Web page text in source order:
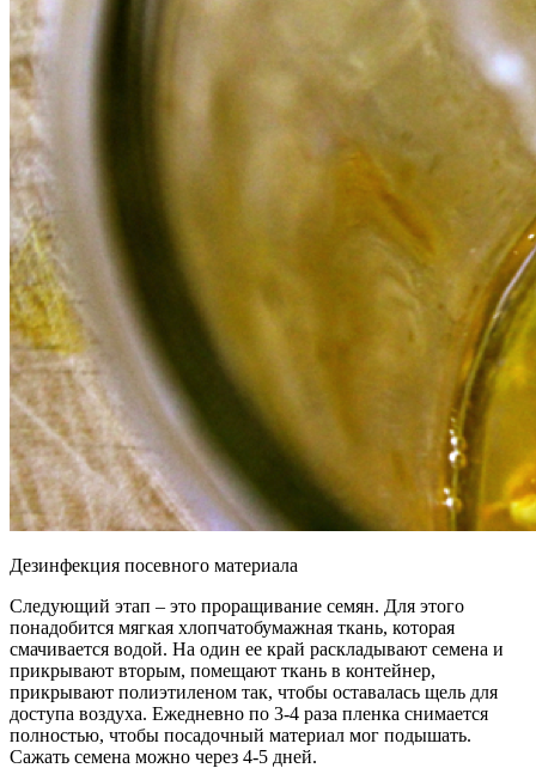
Дезинфекция посевного материала
Следующий этап – это проращивание семян. Для этого
понадобится мягкая хлопчатобумажная ткань, которая
смачивается водой. На один ее край раскладывают семена и
прикрывают вторым, помещают ткань в контейнер,
прикрывают полиэтиленом так, чтобы оставалась щель для
доступа воздуха. Ежедневно по 3-4 раза пленка снимается
полностью, чтобы посадочный материал мог подышать.
Сажать семена можно через 4-5 дней.